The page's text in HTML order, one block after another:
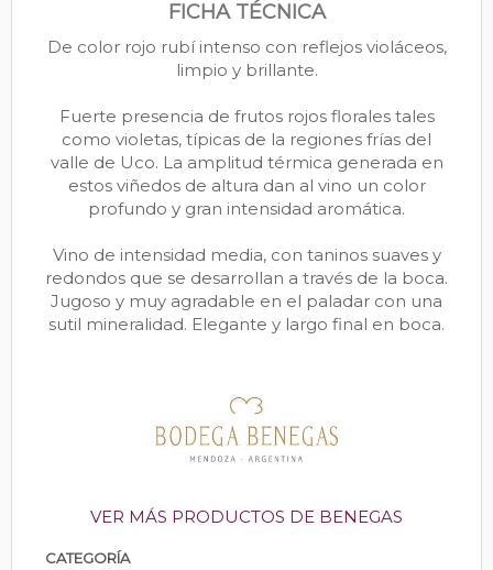
FICHA TÉCNICA
De color rojo rubí intenso con reflejos violáceos,
limpio y brillante.
Fuerte presencia de frutos rojos florales tales
como violetas, típicas de la regiones frías del
valle de Uco. La amplitud térmica generada en
estos viñedos de altura dan al vino un color
profundo y gran intensidad aromática.
Vino de intensidad media, con taninos suaves y
redondos que se desarrollan a través de la boca.
Jugoso y muy agradable en el paladar con una
sutil mineralidad. Elegante y largo final en boca.
VER MÁS PRODUCTOS DE BENEGAS
CATEGORÍA